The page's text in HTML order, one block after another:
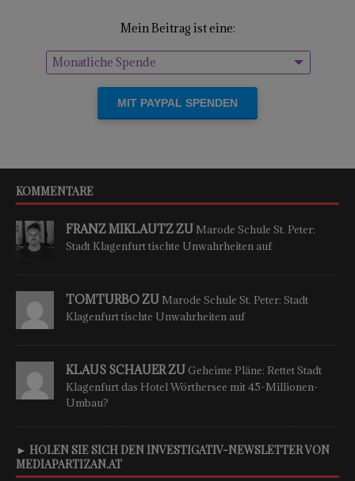
Mein Beitrag ist eine:
Einmalige Spende
Monatliche Spende
KOMMENTARE
FRANZ MIKLAUTZ ZU Marode Schule St. Peter:
Stadt Klagenfurt tischte Unwahrheiten auf
TOMTURBO ZU Marode Schule St. Peter: Stadt
Klagenfurt tischte Unwahrheiten auf
KLAUS SCHAUER ZUGeheime Pläne: Rettet Stadt
Klagenfurt das Hotel Wörthersee mit 45-Millionen-
Umbau?
► HOLEN SIE SICH DEN INVESTIGATIV-NEWSLETTER VON
MEDIAPARTIZAN.AT